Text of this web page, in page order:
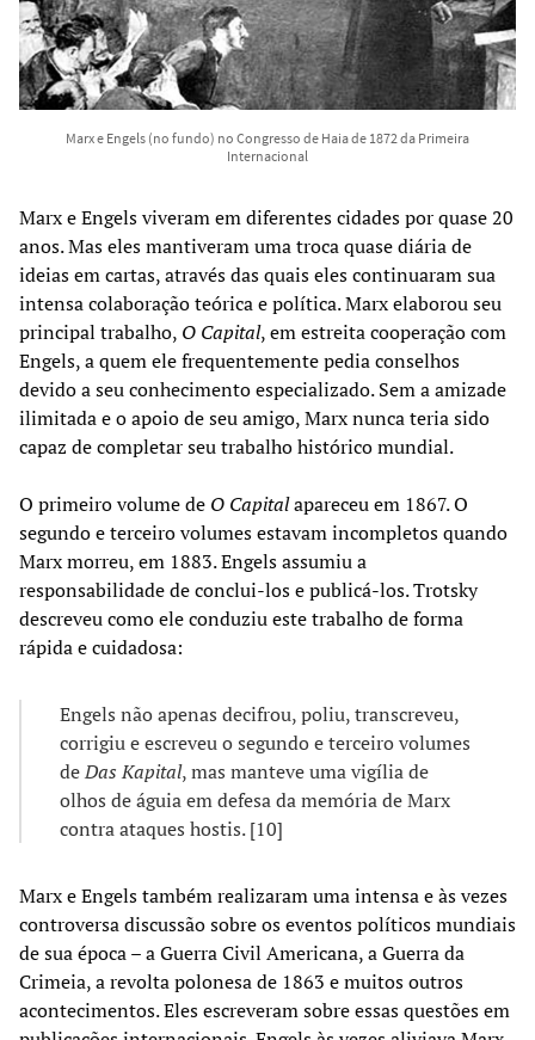
Marx e Engels (no fundo) no Congresso de Haia de 1872 da Primeira
Internacional
Marx e Engels viveram em diferentes cidades por quase 20
anos. Mas eles mantiveram uma troca quase diária de
ideias em cartas, através das quais eles continuaram sua
intensa colaboração teórica e política. Marx elaborou seu
principal trabalho, O Capital, em estreita cooperação com
Engels, a quem ele frequentemente pedia conselhos
devido a seu conhecimento especializado. Sem a amizade
ilimitada e o apoio de seu amigo, Marx nunca teria sido
capaz de completar seu trabalho histórico mundial.
O primeiro volume de O Capitalapareceu em 1867. O
segundo e terceiro volumes estavam incompletos quando
Marx morreu, em 1883. Engels assumiu a
responsabilidade de conclui-los e publicá-los. Trotsky
descreveu como ele conduziu este trabalho de forma
rápida e cuidadosa:
Engels não apenas decifrou, poliu, transcreveu,
corrigiu e escreveu o segundo e terceiro volumes
deDas Kapital, mas manteve uma vigília de
olhos de águia em defesa da memória de Marx
contra ataques hostis. [10]
Marx e Engels também realizaram uma intensa e às vezes
controversa discussão sobre os eventos políticos mundiais
de sua época – a Guerra Civil Americana, a Guerra da
Crimeia, a revolta polonesa de 1863 e muitos outros
acontecimentos. Eles escreveram sobre essas questões em